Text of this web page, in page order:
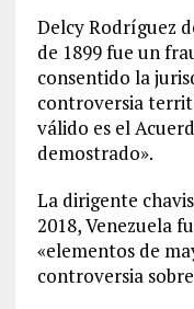
Delcy Rodríguez
de 1899 fue un
consentido la
controversia
válido es el
demostrado».
La dirigente
2018, Venezuela
«elementos de
controversia